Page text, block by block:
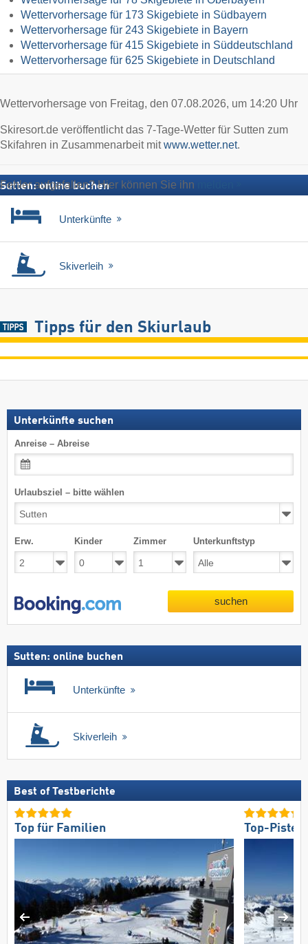
Wettervorhersage für 173 Skigebiete in Südbayern
Wettervorhersage für 243 Skigebiete in Bayern
Wettervorhersage für 415 Skigebiete in Süddeutschland
Wettervorhersage für 625 Skigebiete in Deutschland
Wettervorhersage von Freitag, den 07.08.2026, um 14:20 Uhr
Skiresort.de veröffentlicht das 7-Tage-Wetter für Sutten zum
Skifahren in Zusammenarbeit mitwww.wetter.net.
Fehler aufgefallen? Hier können Sie ihn
Sutten: online buchen
Unterkünfte
Skiverleih
Tipps für den Skiurlaub
Unterkünfte suchen
Anreise – Abreise
Urlaubsziel – bitte wählen
Erw. Kinder Zimmer Unterkunftstyp
suchen
Sutten: online buchen
Unterkünfte
Skiverleih
Best of Testberichte
Top für Familien Top-